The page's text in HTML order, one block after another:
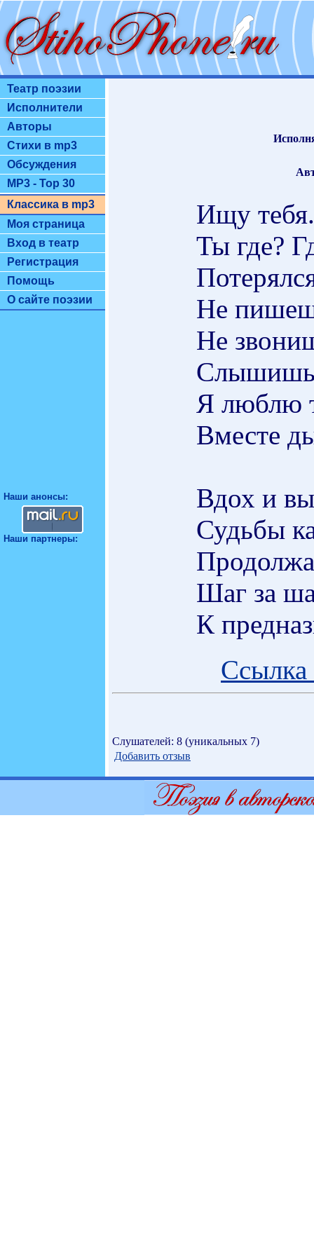
Театр поэзии
Исполнители
Авторы
Стихи в mp3
Обсуждения
MP3 - Top 30
Классика в mp3
Моя страница
Вход в театр
Регистрация
Помощь
О сайте поэзии
Наши анонсы:
Наши партнеры:
Ищу
Ты где?
Не
Не
Я люблю
Вместе
Вдох и
Судьбы
Шаг за
К
Ссылка
Слушателей: 8 (уникальных 7)
Добавить отзыв